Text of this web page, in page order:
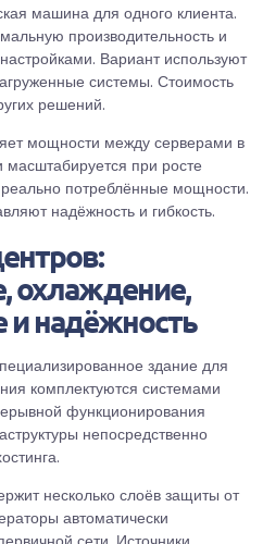
машина для одного клиента.
производительность и
Вариант используют
системы. Стоимость
решений.
мощности между серверами в
масштабируется при росте
реально потреблённые мощности.
надёжность и гибкость.
охлаждение,
и надёжность
здание для
комплектуются системами
функционирования
непосредственно
несколько слоёв защиты от
автоматически